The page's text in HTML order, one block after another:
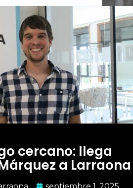
cercano: llega
a Larraona
septiembre 1, 2025